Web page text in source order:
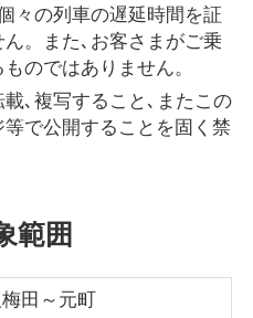
々の列車の遅延時間を証
。また､お客さまがご乗
のではありません。
､複写すること､またこの
で公開することを固く禁
範囲
田～元町